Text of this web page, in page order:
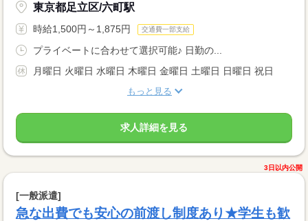
東京都足立区/六町駅
時給1,500円～1,875円 交通費一部支給
プライベートに合わせて選択可能♪ 日勤の...
月曜日 火曜日 水曜日 木曜日 金曜日 土曜日 日曜日 祝日
もっと見る
求人詳細を見る
3日以内公開
[一般派遣]
急な出費でも安心の前渡し制度あり★学生も歓